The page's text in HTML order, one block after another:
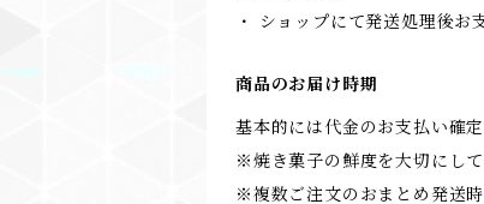
・ ショップにて発送処理後お
商品のお届け時期
基本的には代金のお支払い確
※焼き菓子の鮮度を大切にし
※複数ご注文のおまとめ発送